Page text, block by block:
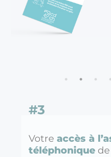
#3
Votre accès à
téléphoniquede